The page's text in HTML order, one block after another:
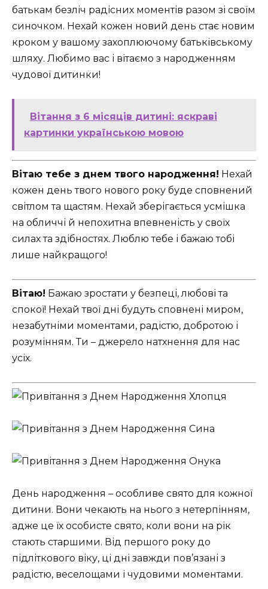
батькам безліч радісних моментів разом зі своїм
синочком. Нехай кожен новий день стає новим
кроком у вашому захоплюючому батьківському
шляху. Любимо вас і вітаємо з народженням
чудової дитинки!
Вітання з 6 місяців дитині: яскраві
картинки українською мовою
Вітаю тебе з днем твого народження! Нехай
кожен день твого нового року буде сповнений
світлом та щастям. Нехай зберігається усмішка
на обличчі й непохитна впевненість у своїх
силах та здібностях. Люблю тебе і бажаю тобі
лише найкращого!
Вітаю! Бажаю зростати у безпеці, любові та
спокої! Нехай твої дні будуть сповнені миром,
незабутніми моментами, радістю, добротою і
розумінням. Ти – джерело натхнення для нас
усіх.
День народження – особливе свято для кожної
дитини. Вони чекають на нього з нетерпінням,
адже це їх особисте свято, коли вони на рік
стають старшими. Від першого року до
підліткового віку, ці дні завжди пов’язані з
радістю, веселощами і чудовими моментами.